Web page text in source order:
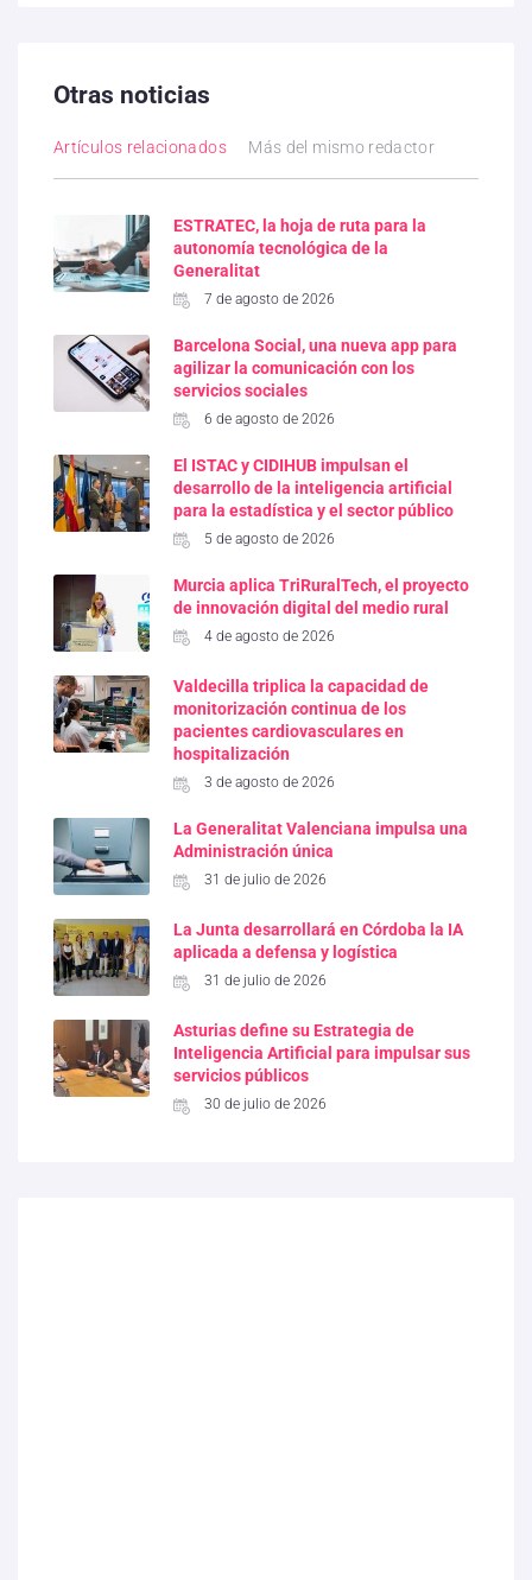
Otras noticias
Artículos relacionados Más del mismo redactor
ESTRATEC, la hoja de ruta para la
autonomía tecnológica de la
Generalitat
7 de agosto de 2026
Barcelona Social, una nueva app para
agilizar la comunicación con los
servicios sociales
6 de agosto de 2026
El ISTAC y CIDIHUB impulsan el
desarrollo de la inteligencia artificial
para la estadística y el sector público
5 de agosto de 2026
Murcia aplica TriRuralTech, el proyecto
de innovación digital del medio rural
4 de agosto de 2026
Valdecilla triplica la capacidad de
monitorización continua de los
pacientes cardiovasculares en
hospitalización
3 de agosto de 2026
La Generalitat Valenciana impulsa una
Administración única
31 de julio de 2026
La Junta desarrollará en Córdoba la IA
aplicada a defensa y logística
31 de julio de 2026
Asturias define su Estrategia de
Inteligencia Artificial para impulsar sus
servicios públicos
30 de julio de 2026